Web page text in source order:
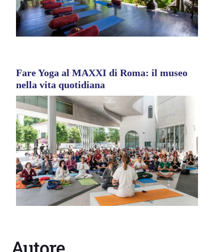
Fare Yoga al MAXXI di Roma: il museo
nella vita quotidiana